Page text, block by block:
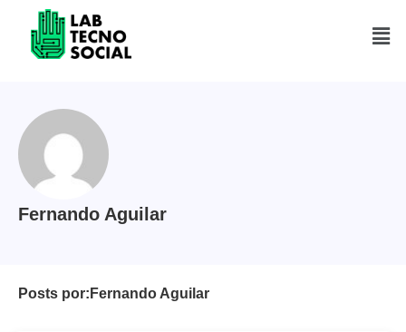
Saltar
Fernando Aguilar
Posts por: Fernando Aguilar